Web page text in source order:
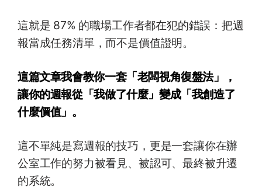
這就是 87% 的職場工作者都在犯的錯誤：把週
報當成任務清單，而不是價值證明。
這篇文章我會教你一套「老闆視角復盤法」，
讓你的週報從「我做了什麼」變成「我創造了
什麼價值」。
這不單純是寫週報的技巧，更是一套讓你在辦
公室工作的努力被看見、被認可、最終被升遷
的系統。